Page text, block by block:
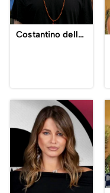
Costantino della Gherardesca